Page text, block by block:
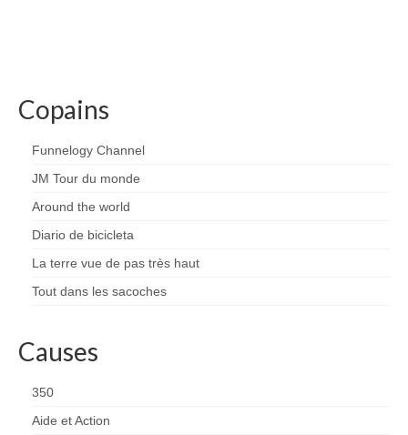
Copains
Funnelogy Channel
JM Tour du monde
Around the world
Diario de bicicleta
La terre vue de pas très haut
Tout dans les sacoches
Causes
350
Aide et Action